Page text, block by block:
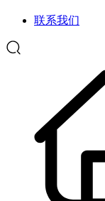
联系我们